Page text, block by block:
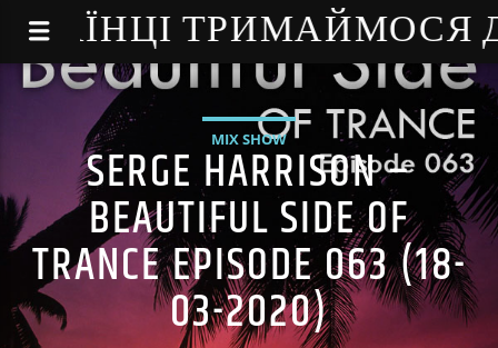
- УКРАЇНЦІ
MIX SHOW
SERGE HARRISON –
BEAUTIFUL SIDE OF
TRANCE EPISODE 063 (18-
03-2020)